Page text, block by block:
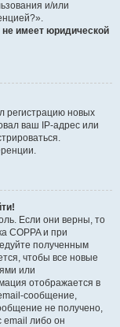
и/или
имеет юридической
регистрацию новых
ваш IP-адрес или
Если они верны, то
COPPA и при
полученным
чтобы все новые
или
отображается в
сообщение,
не получено,
email либо он